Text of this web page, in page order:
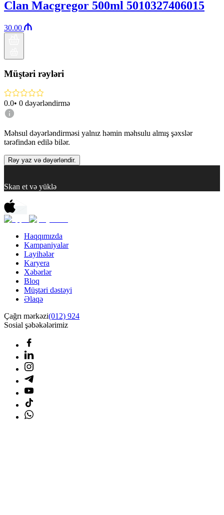
Clan Macgregor 500ml 5010327406015
30.00
Müştəri rəyləri
0.0• 0 dəyərləndirmə
Məhsul dəyərləndirməsi yalnız həmin məhsulu almış şəxslər
tərəfindən edilə bilər.
Rəy yaz və dəyərləndir.
Skan et və yüklə
Haqqımızda
Kampaniyalar
Layihələr
Karyera
Xəbərlər
Bloq
Müştəri dəstəyi
Əlaqə
Çağrı mərkəzi(012) 924
Sosial şəbəkələrimiz